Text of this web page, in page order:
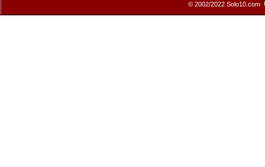
© 2002/2022 Solo10.com